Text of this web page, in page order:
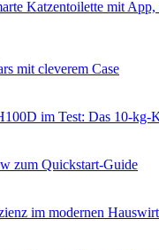
Katzentoilette mit
mit cleverem Case
im Test: Das 10-kg-
zum Quickstart-Guide
im modernen